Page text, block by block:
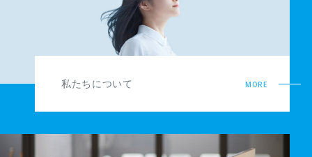
私たちについて MORE